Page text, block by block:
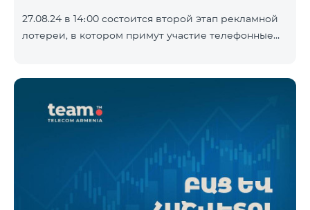
27.08.24 в 14։00 состоится второй этап рекламной
лотереи, в котором примут участие телефонные
Выигравшие номера телефонов будут выбраны с
помощью генератора случайных чисел. Следите за
https://www.telecomarmenia.am/ru/B2S